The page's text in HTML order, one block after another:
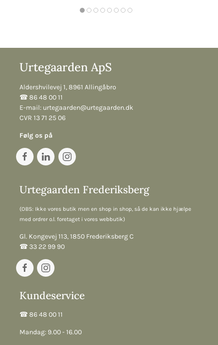
Urtegaarden ApS
Aldershvilevej 1, 8961 Allingåbro
☎︎ 86 48 00 11
E-mail: urtegaarden@urtegaarden.dk
CVR 13 71 25 06
Følg os på
Urtegaarden Frederiksberg
(OBS: Ikke vores butik men en shop in shop, så de kan ikke hjælpe
med ordrer o.l. foretaget i vores webbutik)
Gl. Kongevej 113, 1850 Frederiksberg C
☎︎ 33 22 99 90
Kundeservice
☎︎ 86 48 00 11
Mandag: 9.00 - 16.00